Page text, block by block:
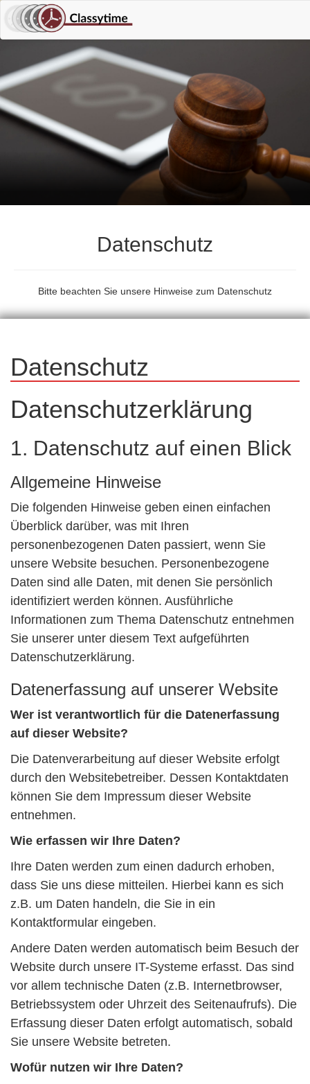
Datenschutz
Bitte beachten Sie unsere Hinweise zum Datenschutz
Datenschutz
Datenschutzerklärung
1. Datenschutz auf einen Blick
Allgemeine Hinweise
Die folgenden Hinweise geben einen einfachen
Überblick darüber, was mit Ihren
personenbezogenen Daten passiert, wenn Sie
unsere Website besuchen. Personenbezogene
Daten sind alle Daten, mit denen Sie persönlich
identifiziert werden können. Ausführliche
Informationen zum Thema Datenschutz entnehmen
Sie unserer unter diesem Text aufgeführten
Datenschutzerklärung.
Datenerfassung auf unserer Website
Wer ist verantwortlich für die Datenerfassung
auf dieser Website?
Die Datenverarbeitung auf dieser Website erfolgt
durch den Websitebetreiber. Dessen Kontaktdaten
können Sie dem Impressum dieser Website
entnehmen.
Wie erfassen wir Ihre Daten?
Ihre Daten werden zum einen dadurch erhoben,
dass Sie uns diese mitteilen. Hierbei kann es sich
z.B. um Daten handeln, die Sie in ein
Kontaktformular eingeben.
Andere Daten werden automatisch beim Besuch der
Website durch unsere IT-Systeme erfasst. Das sind
vor allem technische Daten (z.B. Internetbrowser,
Betriebssystem oder Uhrzeit des Seitenaufrufs). Die
Erfassung dieser Daten erfolgt automatisch, sobald
Sie unsere Website betreten.
Wofür nutzen wir Ihre Daten?